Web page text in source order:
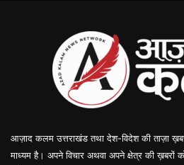
आज़ाद कलम उत्तराखंड तथा देश-विदेश की ताज़ा
माध्यम है। अपने विचार अथवा अपने क्षेत्र की ख़बरों